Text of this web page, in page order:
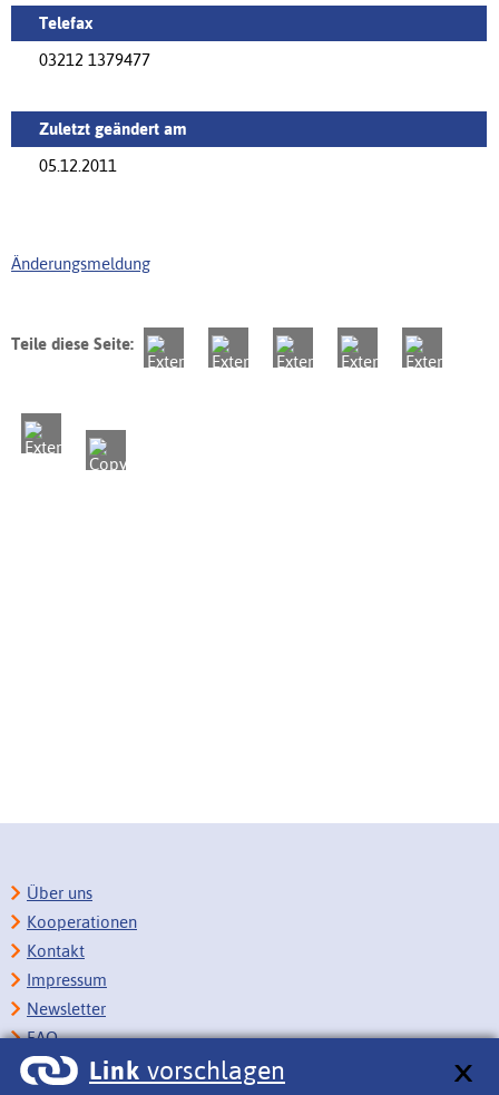
Telefax
03212 1379477
Zuletzt geändert am
05.12.2011
Änderungsmeldung
Teile diese Seite:
Link vorschlagen
Über uns
Kooperationen
Kontakt
Impressum
Newsletter
FAQ
Copyright